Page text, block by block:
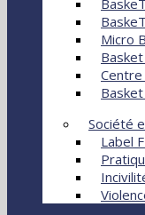
Micro
Société
Label